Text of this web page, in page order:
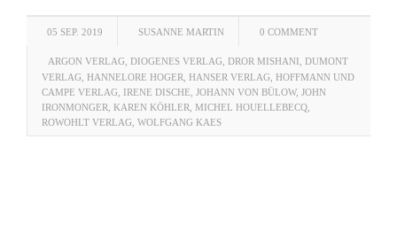
05 SEP. 2019 SUSANNE MARTIN 0 COMMENT
ARGON VERLAG DIOGENES VERLAG DROR MISHANI DUMONT
VERLAG HANNELORE HOGER HANSER VERLAG HOFFMANN UND
CAMPE VERLAG
IRENE DISCHE JOHANN VON BÜLOW, JOHN
IRONMONGER KAREN KÖHLER MICHEL HOUELLEBECQ
ROWOHLT VERLAG WOLFGANG KAES